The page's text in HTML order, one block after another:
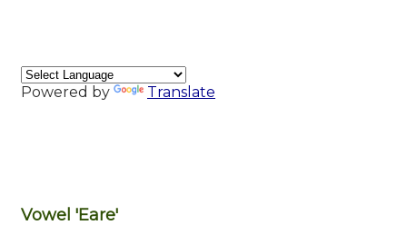
Powered by Translate
Vowel 'Eare'